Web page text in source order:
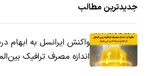
جدیدترین مطالب
واکنش ایرانسل به ابهام
اندازه مصرف ترافیک